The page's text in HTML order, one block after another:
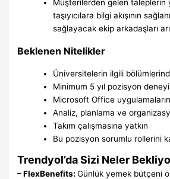
Müşterilerden gelen taleplerin
taşıyıcılara bilgi akışının
sağlayacak ekip arkadaşları
Beklenen Nitelikler
Üniversitelerin ilgili
Minimum 5 yıl pozisyon
Microsoft Office
Analiz, planlama ve
Takım çalışmasına yatkın
Bu pozisyon sorumlu rollerini
Trendyol’da Sizi Neler
– FlexBenefits:Günlük yemek bütçeni